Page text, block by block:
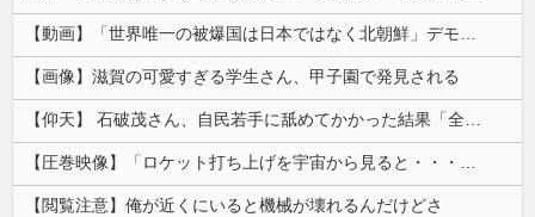
【動画】「世界唯一の被爆国は日本ではなく北朝鮮」デモが開催される
【画像】滋賀の可愛すぎる学生さん、甲子園で発見される
【仰天】 石破茂さん、自民若手に舐めてかかった結果「全てを失うｗｗｗｗｗ」
【圧巻映像】「ロケット打ち上げを宇宙から見ると・・・」の動画が衝撃的
【閲覧注意】俺が近くにいると機械が壊れるんだけどさ